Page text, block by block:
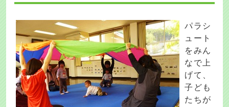
パラシ
ュート
をみん
なで上
げて、
子ども
たちが